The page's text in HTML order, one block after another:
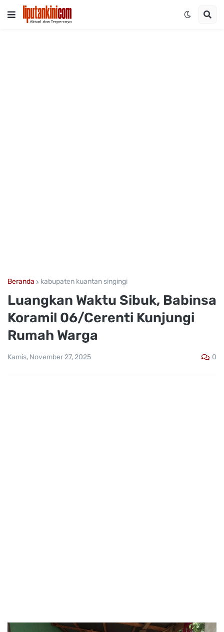
Beranda kabupaten kuantan singingi
Luangkan Waktu Sibuk, Babinsa
Koramil 06/Cerenti Kunjungi
Rumah Warga
Kamis, November 27, 2025 0